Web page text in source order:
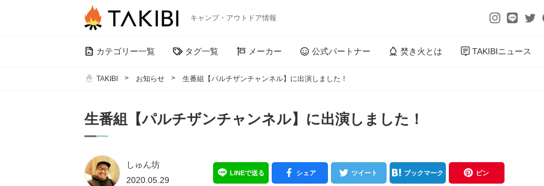
キャンプ・アウトドア情報
カテゴリー一覧 タグ一覧 メーカー 公式パートナー 焚き火とは TAKIBIニュース
TAKIBI お知らせ 生番組【パルチザンチャンネル】に出演しました！
生番組【パルチザンチャンネル】に出演しました！
しゅん坊
2020.05.29
LINEで送る シェア ツイート ブックマーク ピン